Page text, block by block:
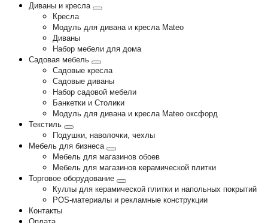
Диваны и кресла
Кресла
Модуль для дивана и кресла Mateo
Диваны
Набор мебели для дома
Садовая мебель
Садовые кресла
Садовые диваны
Набор садовой мебели
Банкетки и Столики
Модуль для дивана и кресла Mateo оксфорд
Текстиль
Подушки, наволочки, чехлы
Мебель для бизнеса
Мебель для магазинов обоев
Мебель для магазинов керамической плитки
Торговое оборудование
Куллы для керамической плитки и напольных покрытий
POS-материалы и рекламные конструкции
Контакты